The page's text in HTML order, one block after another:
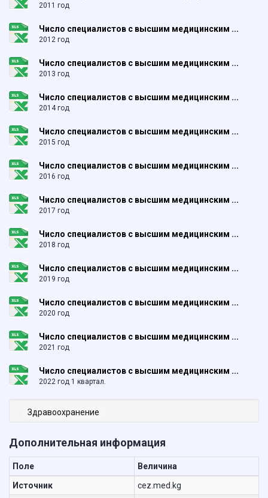
2011 год
Число специалистов с высшим медицинским ...
2012 год
Число специалистов с высшим медицинским ...
2013 год
Число специалистов с высшим медицинским ...
2014 год
Число специалистов с высшим медицинским ...
2015 год
Число специалистов с высшим медицинским ...
2016 год
Число специалистов с высшим медицинским ...
2017 год
Число специалистов с высшим медицинским ...
2018 год
Число специалистов с высшим медицинским ...
2019 год
Число специалистов с высшим медицинским ...
2020 год
Число специалистов с высшим медицинским ...
2021 год
Число специалистов с высшим медицинским ...
2022 год 1 квартал.
Здравоохранение
Дополнительная информация
Поле
Величина
Источник
cez.med.kg